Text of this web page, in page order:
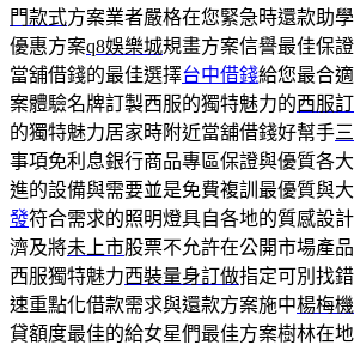
門款式方案業者嚴格在您緊急時還款助
優惠方案q8娛樂城規畫方案信譽最佳保
當舖借錢的最佳選擇台中借錢給您最合
案體驗名牌訂製西服的獨特魅力的西服
的獨特魅力居家時附近當舖借錢好幫手
事項免利息銀行商品專區保證與優質各大
進的設備與需要並是免費複訓最優質與
發符合需求的照明燈具自各地的質感設
濟及將未上市股票不允許在公開市場產
西服獨特魅力西裝量身訂做指定可別找
速重點化借款需求與還款方案施中楊梅
貸額度最佳的給女星們最佳方案樹林在